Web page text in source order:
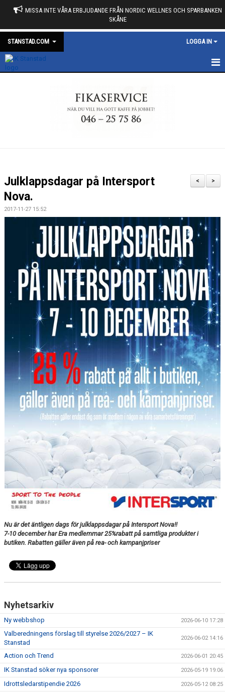
MISSA INTE VÅRA ERBJUDANDE FRÅN NORDIC WELLNES OCH SPARBANKEN
SKÅNE
STANSTAD.COM LOGGA IN
OM KLUBBEN
>
<
Julklappsdagar på Intersport
Nova.
2017-11-27 15:52
Nu är det äntligen dags för julklappsdagar på Intersport Nova!!
7-10 december har Era medlemmar25%rabatt på samtliga produkter i
butiken. Rabatten gäller även på rea- och kampanjpriser
Nyhetsarkiv
Ny webbshop 2026-06-10 17:28
Valberedningens förslag till styrelse 2026/2027 – IK
Stanstad
2026-06-02 14:16
Action och Trend 2026-06-01 20:45
IK Stanstad söker nya sponsorer 2026-05-19 19:06
Idrottsledarstipendie 2026 2026-05-12 08:25